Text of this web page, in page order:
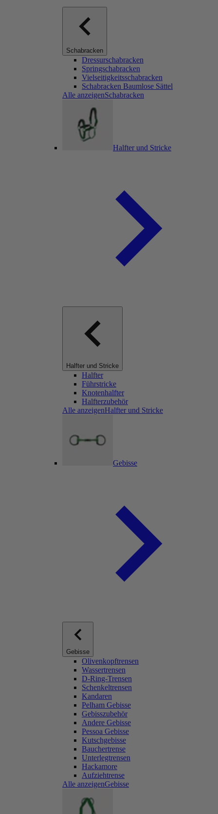
Schabracken
Dressurschabracken
Springschabracken
Vielseitigkeitsschabracken
Schabracken Baumlose Sättel
Alle anzeigenSchabracken
Halfter und Stricke
Halfter und Stricke
Halfter
Führstricke
Knotenhalfter
Halfterzubehör
Alle anzeigenHalfter und Stricke
Gebisse
Gebisse
Olivenkopftrensen
Wassertrensen
D-Ring-Trensen
Schenkeltrensen
Kandaren
Pelham Gebisse
Gebisszubehör
Andere Gebisse
Pessoa Gebisse
Kutschgebisse
Bauchertrense
Unterlegtrensen
Hackamore
Aufziehtrense
Alle anzeigenGebisse